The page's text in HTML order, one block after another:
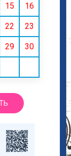
15 16
22 23
29 30